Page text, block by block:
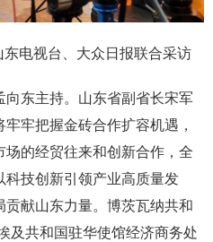
电视台、大众日报联合采访
东主持。山东省副省长宋军
牢把握金砖合作扩容机遇，
的经贸往来和创新合作，全
科技创新引领产业高质量发
献山东力量。博茨瓦纳共和
及共和国驻华使馆经济商务处